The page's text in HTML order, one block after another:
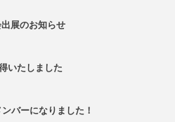
展のお知らせ
いたしました
バーになりました！